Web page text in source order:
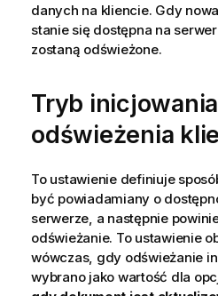
danych na kliencie. Gdy
stanie się dostępna na
zostaną odświeżone.
Tryb inicjowania
odświeżenia
To ustawienie definiuje
być powiadamiany o
serwerze, a następnie
odświeżanie. To ustawienie
wówczas, gdy odświeżanie
wybrano jako wartość dla